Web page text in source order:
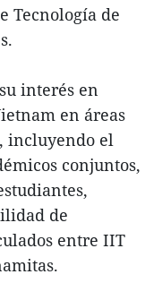
Tecnología de
interés en
en áreas
incluyendo el
conjuntos,
de
entre IIT